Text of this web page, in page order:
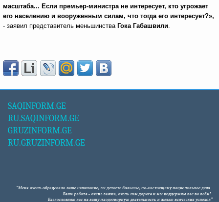
масштаба... Если премьер-министра не интересует, кто угрожает
его населению и вооруженным силам, что тогда его интересует?»,
- заявил представитель меньшинства Гока Габашвили.
SAQINFORM.GE
RU.SAQINFORM.GE
GRUZINFORM.GE
RU.GRUZINFORM.GE